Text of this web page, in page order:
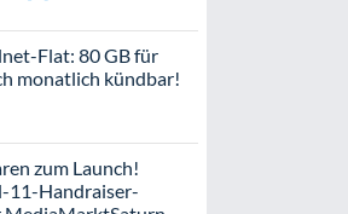
Flat: 80 GB für
monatlich kündbar!
zum Launch!
11-Handraiser-